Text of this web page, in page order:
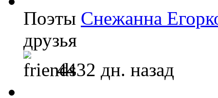
Поэты Снежанна
друзья
4432 дн. назад